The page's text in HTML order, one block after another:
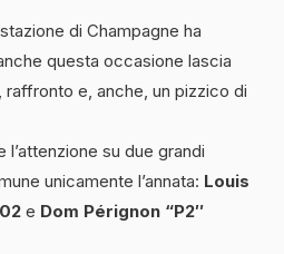
di Champagne ha
questa occasione lascia
e, anche, un pizzico di
l’attenzione su due grandi
unicamente l’annata: Louis
e Dom Pérignon “P2″